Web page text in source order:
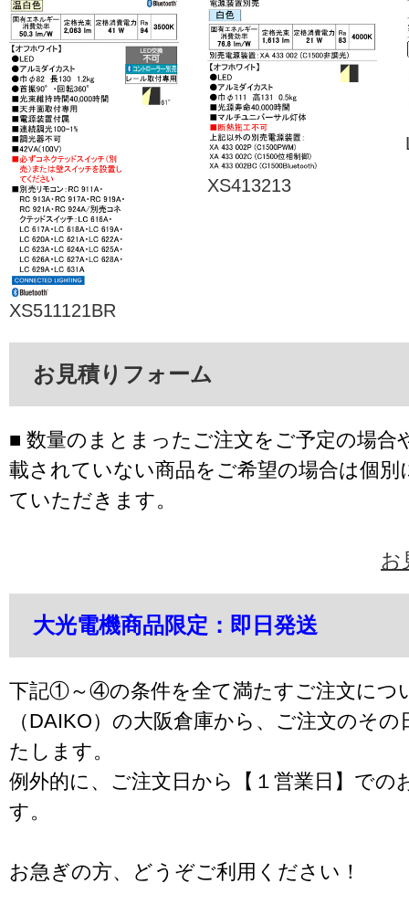
XS511121BR
XS413213
お見積りフォーム
■ 数量のまとまったご注文をご予定の場合
載されていない商品をご希望の場合は個別
ていただきます。
お
大光電機商品限定：即日発送
下記①～④の条件を全て満たすご注文につ
（DAIKO）の大阪倉庫から、ご注文のそ
たします。
例外的に、ご注文日から【１営業日】での
す。
お急ぎの方、どうぞご利用ください！